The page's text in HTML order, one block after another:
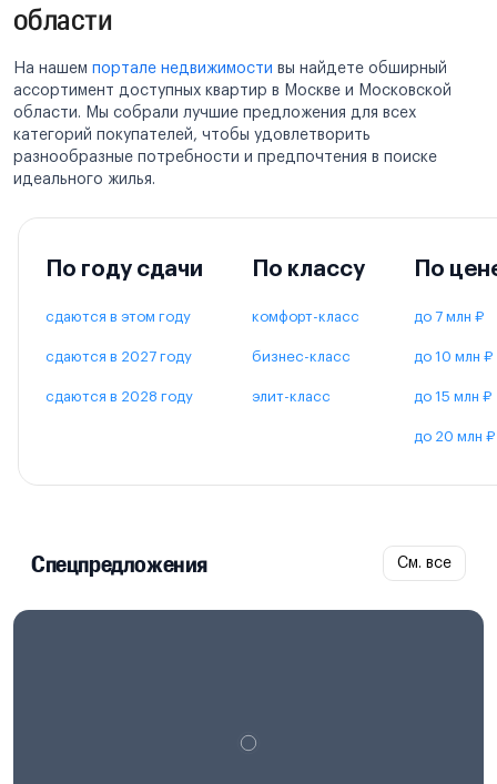
области
На нашем портале недвижимости вы найдете обширный
ассортимент доступных квартир в Москве и Московской
области. Мы собрали лучшие предложения для всех
категорий покупателей, чтобы удовлетворить
разнообразные потребности и предпочтения в поиске
идеального жилья.
По году сдачи
сдаются в этом году
сдаются в 2027 году
сдаются в 2028 году
По классу
комфорт-класс
бизнес-класс
элит-класс
По
до 7 млн ₽
до 10 млн ₽
до 15 млн ₽
до 20 млн ₽
Спецпредложения См. все